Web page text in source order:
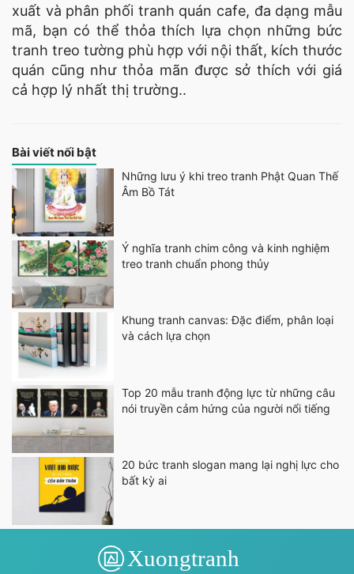
xuất và phân phối tranh quán cafe, đa dạng mẫu
mã, bạn có thể thỏa thích lựa chọn những bức
tranh treo tường phù hợp với nội thất, kích thước
quán cũng như thỏa mãn được sở thích với giá
cả hợp lý nhất thị trường..
Bài viết nối bật
Những lưu ý khi treo tranh Phật Quan Thế
Âm Bồ Tát
Ý nghĩa tranh chim công và kinh nghiệm
treo tranh chuẩn phong thủy
Khung tranh canvas: Đặc điểm, phân loại
và cách lựa chọn
Top 20 mẫu tranh động lực từ những câu
nói truyền cảm hứng của người nổi tiếng
20 bức tranh slogan mang lại nghị lực cho
bất kỳ ai